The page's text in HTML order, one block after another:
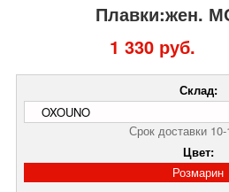
Плавки:жен.
1 330 руб.
Склад:
Срок доставки
Цвет:
Розмарин